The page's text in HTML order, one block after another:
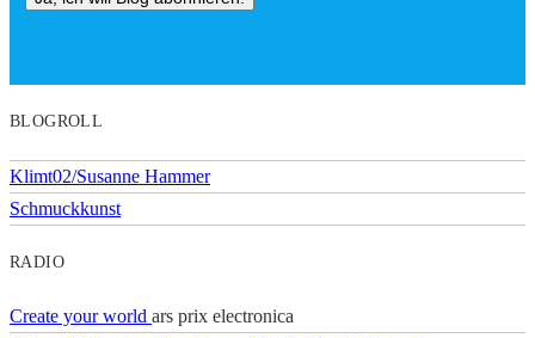
BLOGROLL
Klimt02/Susanne Hammer
Schmuckkunst
RADIO
Create your world ars prix electronica